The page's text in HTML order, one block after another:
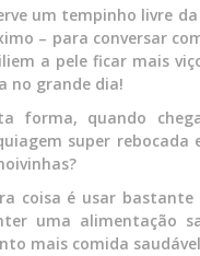
um tempinho livre
– para conversar
a pele ficar mais
no grande dia!
forma, quando
super rebocada
coisa é usar
uma alimentação
mais comida